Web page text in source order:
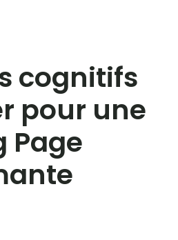
cognitifs
pour une
Page